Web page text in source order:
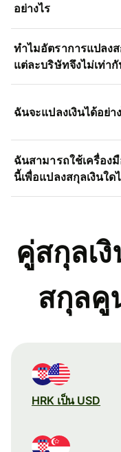
อย่างไร
ทำไมอัตราการแปลง
แต่ละบริษัทจึงไม่เท่า
ฉันจะแปลงเงินได้อย่า
ฉันสามารถใช้เครื่อง
นี้เพื่อแปลงสกุลเงินใด
คู่สกุลเ
สกุลคู
HRK เป็น USD